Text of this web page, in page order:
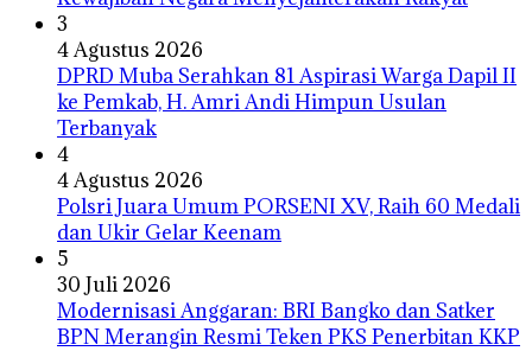
3
4 Agustus 2026
DPRD Muba Serahkan 81 Aspirasi Warga Dapil II
ke Pemkab, H. Amri Andi Himpun Usulan
Terbanyak
4
4 Agustus 2026
Polsri Juara Umum PORSENI XV, Raih 60 Medali
dan Ukir Gelar Keenam
5
30 Juli 2026
Modernisasi Anggaran: BRI Bangko dan Satker
BPN Merangin Resmi Teken PKS Penerbitan KKP